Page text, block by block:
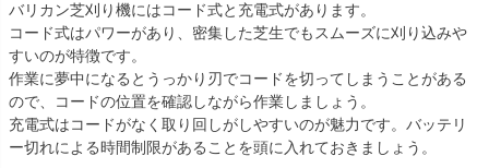
バリカン芝刈り機にはコード式と充電式があります。
コード式はパワーがあり、密集した芝生でもスムーズに刈り込みや
すいのが特徴です。
作業に夢中になるとうっかり刃でコードを切ってしまうことがある
ので、コードの位置を確認しながら作業しましょう。
充電式はコードがなく取り回しがしやすいのが魅力です。バッテリ
ー切れによる時間制限があることを頭に入れておきましょう。